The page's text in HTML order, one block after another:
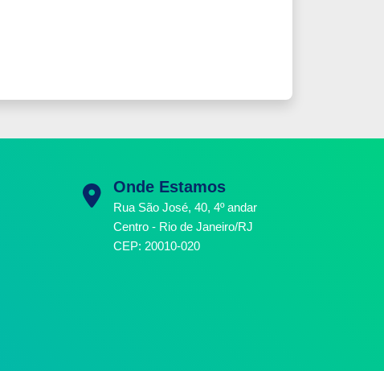
Onde Estamos
Rua São José, 40, 4º andar
Centro - Rio de Janeiro/RJ
CEP: 20010-020